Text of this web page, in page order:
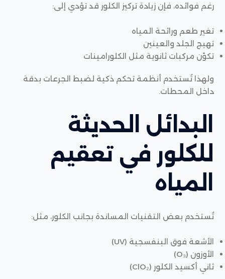
رغم فوائده، فإن زيادة تركيز الكلور قد تؤدي إلى:
تغير طعم ورائحة المياه
تهيج الجلد والعينين
تكوّن مركبات ثانوية مثل الكلورامينات
ولهذا تُستخدم أنظمة تحكم ذكية لضبط الجرعات بدقة
داخل المحطات.
البدائل الحديثة
للكلور في تعقيم
المياه
تُستخدم بعض التقنيات المساندة بجانب الكلور، مثل:
الأشعة فوق البنفسجية (UV)
الأوزون (O₃)
ثاني أكسيد الكلور (ClO₂)